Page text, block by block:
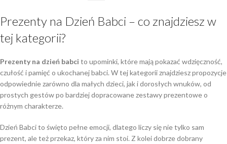
Prezenty na Dzień Babci – co znajdziesz w
tej kategorii?
Prezenty na dzień babci to upominki, które mają pokazać wdzięczność,
czułość i pamięć o ukochanej babci. W tej kategorii znajdziesz propozycje
odpowiednie zarówno dla małych dzieci, jak i dorosłych wnuków, od
prostych gestów po bardziej dopracowane zestawy prezentowe o
różnym charakterze.
Dzień Babci to święto pełne emocji, dlatego liczy się nie tylko sam
prezent, ale też przekaz, który za nim stoi. Z kolei dobrze dobrany